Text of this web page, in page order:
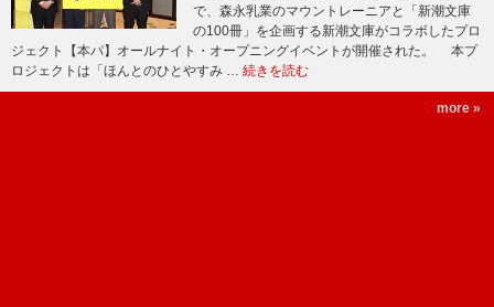
で、森永乳業のマウントレーニアと「新潮文庫
の100冊」を企画する新潮文庫がコラボしたプロ
ジェクト【本パ】オールナイト・オープニングイベントが開催された。 本プ
ロジェクトは「ほんとのひとやすみ … 続きを読む
more »